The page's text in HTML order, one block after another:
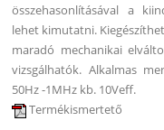
összehasonlításával a
lehet kimutatni.
maradó mechanikai
vizsgálhatók. Alkalmas
50Hz -1MHz kb. 10Veff.
Termékismertető